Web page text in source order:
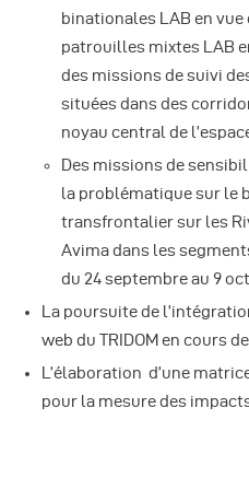
binationales LAB en vue
patrouilles mixtes LAB
des missions de suivi
situées dans des
noyau central de
Des missions de
la problématique sur le
transfrontalier sur les
Avima dans les
du 24 septembre au 9
La poursuite de
web du TRIDOM en cours
L’élaboration d’une
pour la mesure des